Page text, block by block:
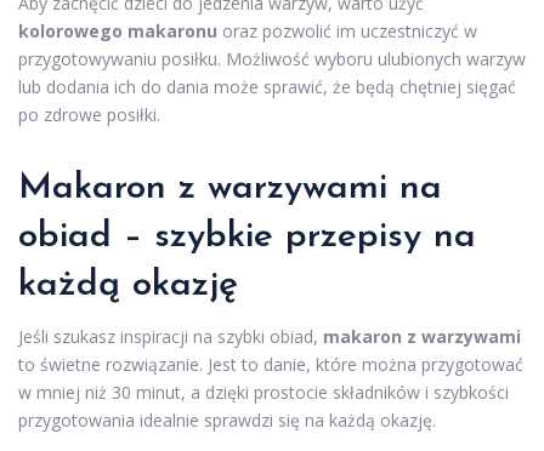
kolorowego makaronu oraz pozwolić im uczestniczyć w
przygotowywaniu posiłku. Możliwość wyboru ulubionych warzyw
lub dodania ich do dania może sprawić, że będą chętniej sięgać
po zdrowe posiłki.
Makaron z warzywami na
obiad – szybkie przepisy na
każdą okazję
Jeśli szukasz inspiracji na szybki obiad, makaron z warzywami
to świetne rozwiązanie. Jest to danie, które można przygotować
w mniej niż 30 minut, a dzięki prostocie składników i szybkości
przygotowania idealnie sprawdzi się na każdą okazję.